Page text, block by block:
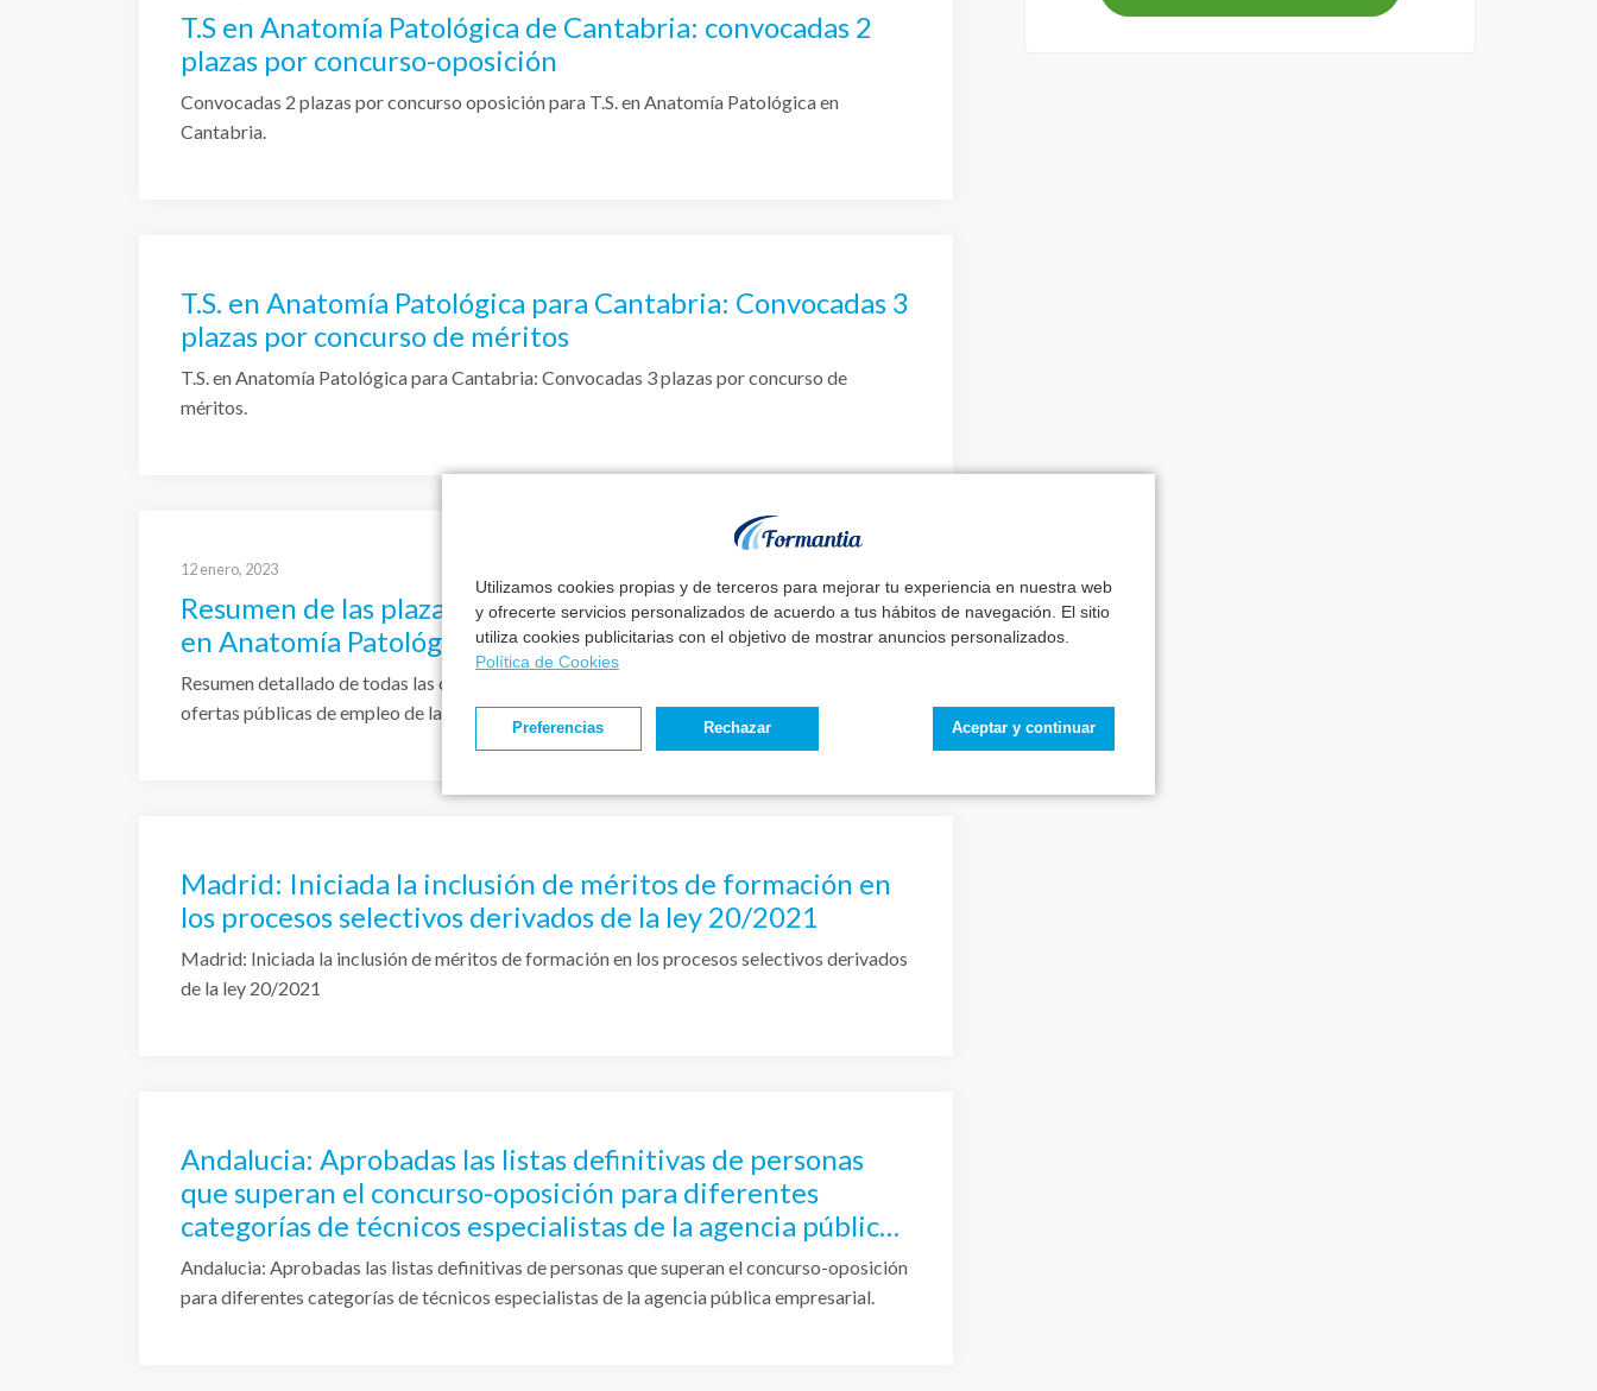
Utilizamos cookies propias y de terceros para mejorar tu experiencia en nuestra web
y ofrecerte servicios personalizados de acuerdo a tus hábitos de navegación. El sitio
utiliza cookies publicitarias con el objetivo de mostrar anuncios personalizados.
Política de Cookies
Aceptar y continuar
Rechazar
Preferencias
T.S en Anatomía Patológica de Cantabria: convocadas 2
plazas por concurso-oposición
Convocadas 2 plazas por concurso oposición para T.S. en Anatomía Patológica en
Cantabria.
T.S. en Anatomía Patológica para Cantabria: Convocadas 3
plazas por concurso de méritos
T.S. en Anatomía Patológica para Cantabria: Convocadas 3 plazas por concurso de
méritos.
12 enero, 2023
Resumen de las plazas convocadas para Técnico Superior
en Anatomía Patológica en 2023
Resumen detallado de todas las convocatorias para Técnico anatomía patológica de las
ofertas públicas de empleo de la Ley de Estabilización y otras pendientes.
Madrid: Iniciada la inclusión de méritos de formación en
los procesos selectivos derivados de la ley 20/2021
Madrid: Iniciada la inclusión de méritos de formación en los procesos selectivos derivados
de la ley 20/2021
Andalucia: Aprobadas las listas definitivas de personas
que superan el concurso-oposición para diferentes
categorías de técnicos especialistas de la agencia pública
empresarial.
Andalucia: Aprobadas las listas definitivas de personas que superan el concurso-oposición
para diferentes categorías de técnicos especialistas de la agencia pública empresarial.